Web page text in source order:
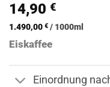
14,90 €
1.490,00 € / 1000ml
Eiskaffee
Einordnung